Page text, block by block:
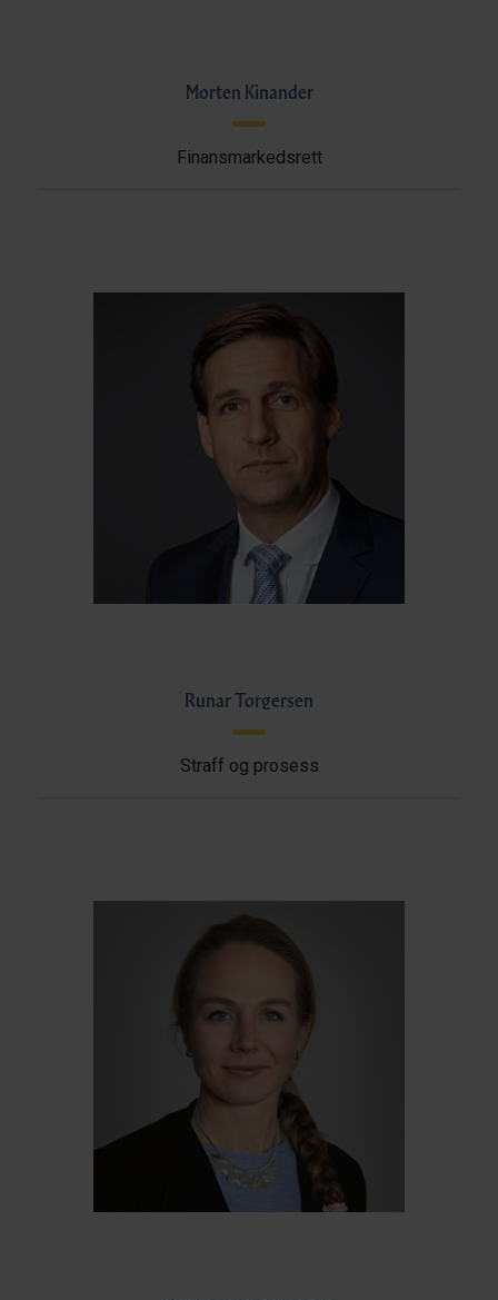
Morten Kinander
Finansmarkedsrett
Runar Torgersen
Straff og prosess